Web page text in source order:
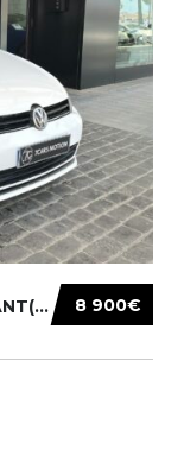
8 900€
VOLKSWAGEN GOLF VII(AU)3/5P/VARIANT(12-16 20...